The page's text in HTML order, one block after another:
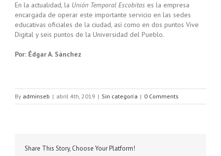
En la actualidad, la Unión Temporal Escobitas es la empresa
encargada de operar este importante servicio en las sedes
educativas oficiales de la ciudad, así como en dos puntos Vive
Digital y seis puntos de la Universidad del Pueblo.
Por: Édgar A. Sánchez
By adminseb | abril 4th, 2019 | Sin categoría | 0 Comments
Share This Story, Choose Your Platform!